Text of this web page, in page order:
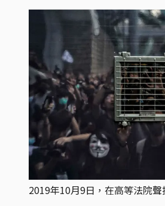
2019年10月9日，在高等法院聲